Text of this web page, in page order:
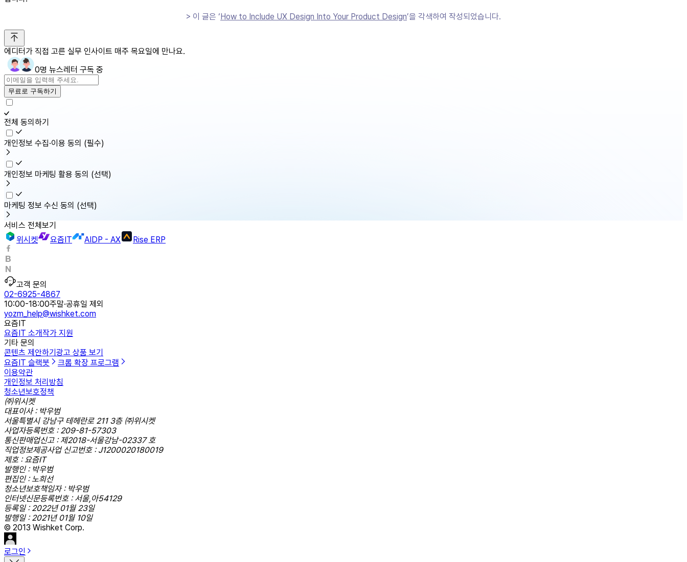
> 이 글은 ‘ How to Include UX Design Into Your Product Design’을 각색하여 작성되었습니다.
에디터가 직접 고른 실무 인사이트 매주 목요일에 만나요.
0명 뉴스레터 구독 중
무료로 구독하기
전체 동의하기
개인정보 수집·이용 동의 (필수)
개인정보 마케팅 활용 동의 (선택)
마케팅 정보 수신 동의 (선택)
서비스 전체보기
위시켓
요즘IT AIDP - AX Rise ERP
고객 문의
02-6925-4867
10:00-18:00주말·공휴일 제외
yozm_help@wishket.com
요즘IT
요즘IT 소개작가 지원
기타 문의
콘텐츠 제안하기 광고 상품 보기
요즘IT 슬랙봇
크롬 확장 프로그램
이용약관
개인정보 처리방침
청소년보호정책
㈜위시켓
대표이사 : 박우범
서울특별시 강남구 테헤란로 211 3층 ㈜위시켓
사업자등록번호 : 209-81-57303
통신판매업신고 : 제2018-서울강남-02337 호
직업정보제공사업 신고번호 : J1200020180019
제호 : 요즘IT
발행인 : 박우범
편집인 : 노희선
청소년보호책임자 : 박우범
인터넷신문등록번호 : 서울,아54129
등록일 : 2022년 01월 23일
발행일 : 2021년 01월 10일
© 2013 Wishket Corp.
로그인